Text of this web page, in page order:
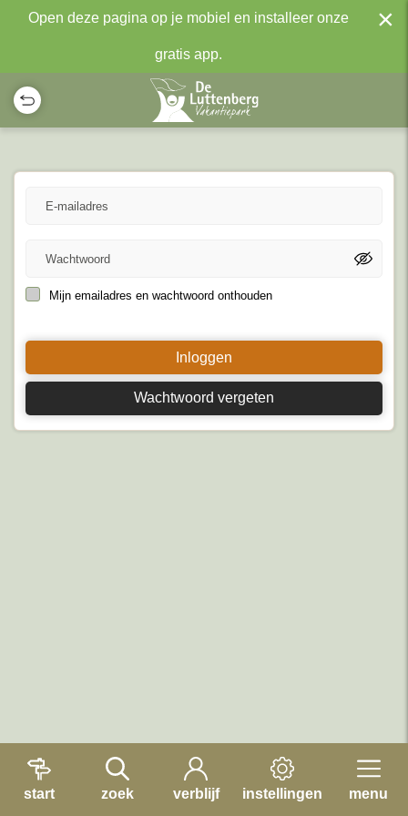
Open deze pagina op je mobiel en installeer onze
gratis app.
×
Mijn emailadres en wachtwoord onthouden
Wachtwoord vergeten
Inloggen
start zoek verblijf instellingen menu